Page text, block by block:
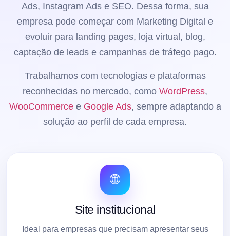
Ads, Instagram Ads e SEO. Dessa forma, sua
empresa pode começar com Marketing Digital e
evoluir para landing pages, loja virtual, blog,
captação de leads e campanhas de tráfego pago.
Trabalhamos com tecnologias e plataformas
reconhecidas no mercado, como WordPress,
WooCommercee Google Ads, sempre adaptando a
solução ao perfil de cada empresa.
🌐
Site institucional
Ideal para empresas que precisam apresentar seus